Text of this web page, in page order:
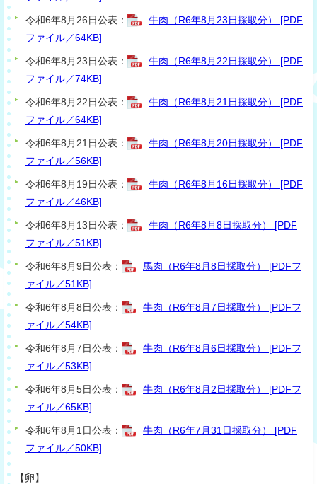
令和6年8月26日公表：
牛肉（R6年8月23日採取分） [PDF
ファイル／64KB]
令和6年8月23日公表：
牛肉（R6年8月22日採取分） [PDF
ファイル／74KB]
令和6年8月22日公表：
牛肉（R6年8月21日採取分） [PDF
ファイル／64KB]
令和6年8月21日公表：
牛肉（R6年8月20日採取分） [PDF
ファイル／56KB]
令和6年8月19日公表：
牛肉（R6年8月16日採取分） [PDF
ファイル／46KB]
令和6年8月13日公表：
牛肉（R6年8月8日採取分） [PDF
ファイル／51KB]
令和6年8月9日公表：
馬肉（R6年8月8日採取分） [PDFフ
ァイル／51KB]
令和6年8月8日公表：
牛肉（R6年8月7日採取分） [PDFフ
ァイル／54KB]
令和6年8月7日公表：
牛肉（R6年8月6日採取分） [PDFフ
ァイル／53KB]
令和6年8月5日公表：
牛肉（R6年8月2日採取分） [PDFフ
ァイル／65KB]
令和6年8月1日公表：
牛肉（R6年7月31日採取分） [PDF
ファイル／50KB]
【卵】